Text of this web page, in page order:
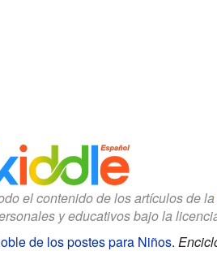
el contenido de los artículos de la
y educativos bajo la
de los postes para Niños.